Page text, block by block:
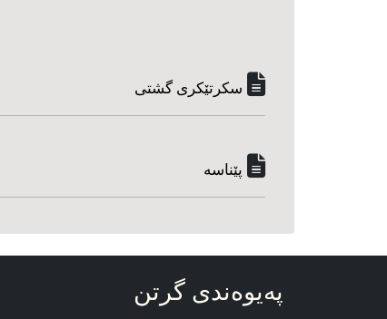
سکرتێکری گشتی
پێناسه‌
په‌یوه‌ندی گرتن